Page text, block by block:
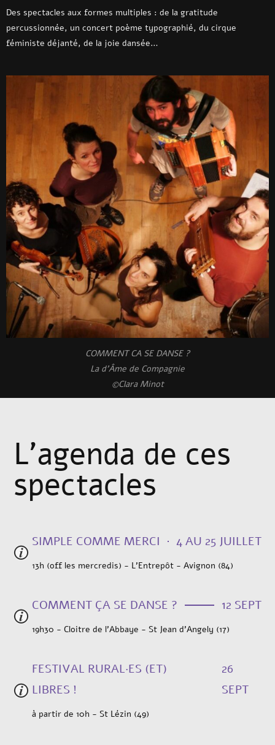
Des spectacles aux formes multiples : de la gratitude
percussionnée, un concert poème typographié, du cirque
féministe déjanté, de la joie dansée…
COMMENT CA SE DANSE ?
La d'Âme de Compagnie
©Clara Minot
L'agenda de ces
spectacles
SIMPLE COMME MERCI 4 AU 25 JUILLET
13h (off les mercredis) - L’Entrepôt - Avignon (84)
COMMENT ÇA SE DANSE ? 12 SEPT
19h30 - Cloitre de l'Abbaye - St Jean d'Angely (17)
FESTIVAL RURAL·ES (ET)
LIBRES !
26
SEPT
à partir de 10h - St Lézin (49)